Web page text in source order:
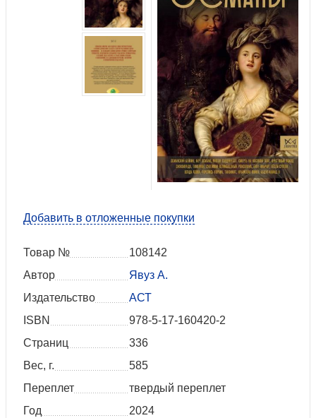
Добавить в отложенные покупки
Товар №
108142
Автор
Явуз А.
Издательство
АСТ
ISBN
978-5-17-160420-2
Страниц
336
Вес, г.
585
Переплет
твердый переплет
Год
2024